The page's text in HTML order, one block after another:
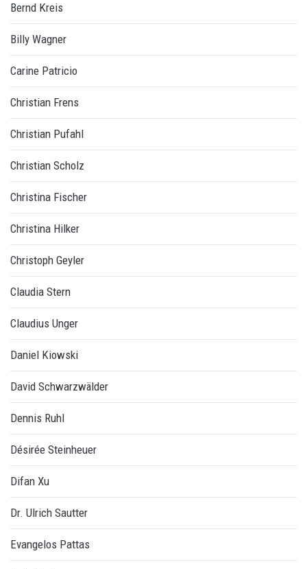
Bernd Kreis
Billy Wagner
Carine Patricio
Christian Frens
Christian Pufahl
Christian Scholz
Christina Fischer
Christina Hilker
Christoph Geyler
Claudia Stern
Claudius Unger
Daniel Kiowski
David Schwarzwälder
Dennis Ruhl
Désirée Steinheuer
Difan Xu
Dr. Ulrich Sautter
Evangelos Pattas